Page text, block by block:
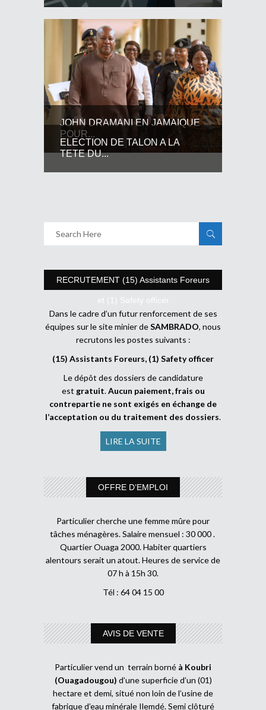
JOHN DRAMANI EN JAMAIQUE
POUR...
ELECTION DE TALON A LA
TETE DU...
RECRUTEMENT (15) Assistants Foreurs
et (1) Safety officer
Dans le cadre d’un futur renforcement de ses
équipes sur le site minier deSAMBRADO, nous
recrutons les postes suivants :
(15) Assistants Foreurs, (1) Safety officer
Le dépôt des dossiers de candidature
est gratuit.Aucun paiement, frais ou
contrepartie ne sont exigés en échange de
l’acceptation ou du traitement des dossiers.
LIRE LA SUITE
OFFRE D’EMPLOI
Particulier cherche une femme mûre pour
tâches ménagères. Salaire mensuel : 30 000 .
Quartier Ouaga 2000. Habiter quartiers
alentours serait un atout. Heures de service de
07 h à 15h 30.
Tél : 64 04 15 00
AVIS DE VENTE
Particulier vend un terrain borné à Koubri
(Ouagadougou) d’une superficie d’un (01)
hectare et demi, situé non loin de l’usine de
fabrique d’eau minérale Ilemdé. Semi clôturé